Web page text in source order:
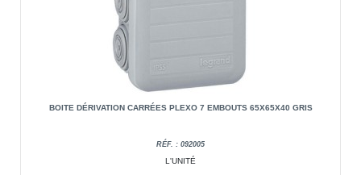
BOITE DÉRIVATION CARRÉES PLEXO 7 EMBOUTS 65X65X40 GRIS
RÉF. : 092005
L'UNITÉ